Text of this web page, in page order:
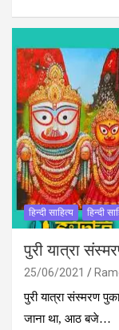
हिन्दी साहित्य हिन्दी
पुरी यात्रा
25/06/2021
पुरी यात्रा संस्मरण
जाना था, आठ बजे…